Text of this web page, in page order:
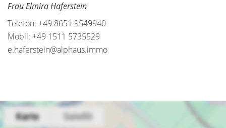
Frau Elmira Haferstein
Telefon: +49 8651 9549940
Mobil: +49 1511 5735529
e.haferstein@alphaus.immo